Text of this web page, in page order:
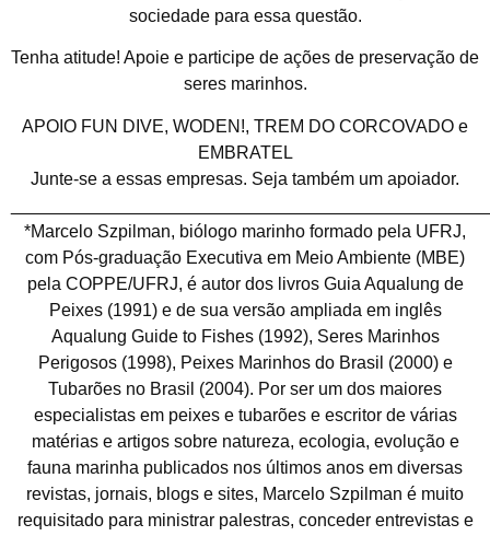
sociedade para essa questão.
Tenha atitude! Apoie e participe de ações de preservação de
seres marinhos.
APOIO FUN DIVE, WODEN!, TREM DO CORCOVADO e
EMBRATEL
Junte-se a essas empresas. Seja também um apoiador.
*Marcelo Szpilman, biólogo marinho formado pela UFRJ,
com Pós-graduação Executiva em Meio Ambiente (MBE)
pela COPPE/UFRJ, é autor dos livros Guia Aqualung de
Peixes (1991) e de sua versão ampliada em inglês
Aqualung Guide to Fishes (1992), Seres Marinhos
Perigosos (1998), Peixes Marinhos do Brasil (2000) e
Tubarões no Brasil (2004). Por ser um dos maiores
especialistas em peixes e tubarões e escritor de várias
matérias e artigos sobre natureza, ecologia, evolução e
fauna marinha publicados nos últimos anos em diversas
revistas, jornais, blogs e sites, Marcelo Szpilman é muito
requisitado para ministrar palestras, conceder entrevistas e